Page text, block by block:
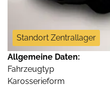
Standort Zentrallager
Allgemeine Daten:
Fahrzeugtyp
Karosserieform